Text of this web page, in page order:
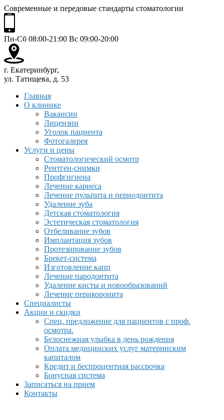
Современные и передовые стандарты стоматологии
Пн-Сб 08:00-21:00 Вс 09:00-20:00
г. Екатеринбург,
ул. Татищева, д. 53
Главная
О клинике
Вакансии
Лицензии
Уголок пациента
Фотогалерея
Услуги и цены
Стоматологический осмотр
Рентген-снимки
Профгигиена
Лечение кариеса
Лечение пульпита и периодонтита
Удаление зуба
Детская стоматология
Эстетическая стоматология
Отбеливание зубов
Имплантация зубов
Протезирование зубов
Брекет-система
Изготовление капп
Лечение пародонтита
Удаление кисты и новообразований
Лечение перикоронита
Специалисты
Акции и скидки
Спец. предложение для пациентов с проф.
осмотра.
Белоснежная улыбка в день рождения
Оплата медицинских услуг материнским
капиталом
Кредит и беспроцентная рассрочка
Бонусная система
Записаться на прием
Контакты